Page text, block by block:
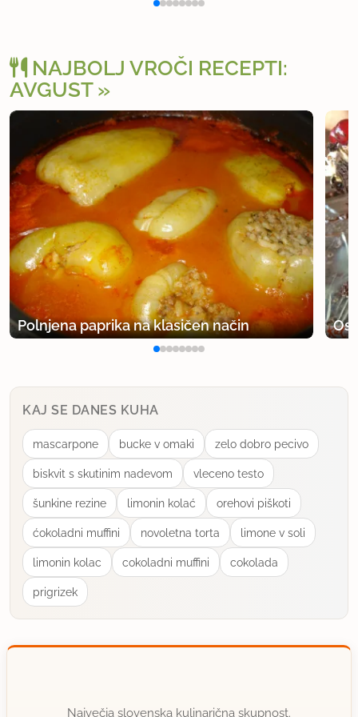
NAJBOLJ VROČI RECEPTI:
AVGUST
Polnjena paprika na klasičen način
KAJ SE DANES KUHA
mascarpone bucke v omaki zelo dobro pecivo
biskvit s skutinim nadevom vleceno testo
šunkine rezine limonin kolać orehovi piškoti
ćokoladni muffini novoletna torta limone v soli
limonin kolac cokoladni muffini cokolada
prigrizek
Največja slovenska kulinarična skupnost.